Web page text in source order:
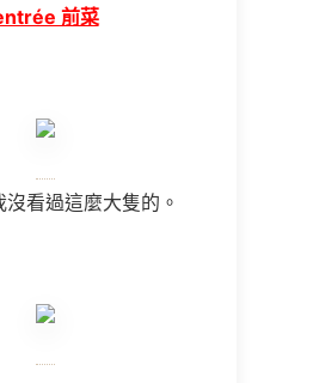
前菜
看過這麼大隻的。